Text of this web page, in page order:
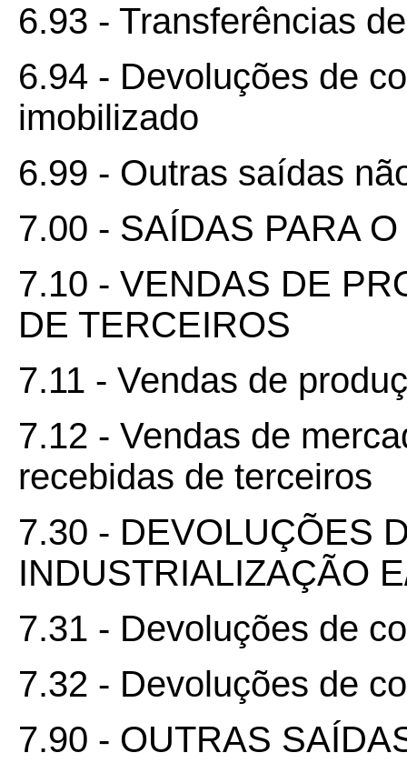
6.93 - Transferências
6.94 - Devoluções de
imobilizado
6.99 - Outras saídas
7.00 - SAÍDAS PARA
7.10 - VENDAS DE
DE TERCEIROS
7.11 - Vendas de
7.12 - Vendas de
recebidas de terceiros
7.30 - DEVOLUÇÕES
INDUSTRIALIZAÇÃO
7.31 - Devoluções de
7.32 - Devoluções de
7.90 - OUTRAS